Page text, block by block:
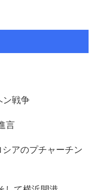
ン戦争
言
アのプチャーチン